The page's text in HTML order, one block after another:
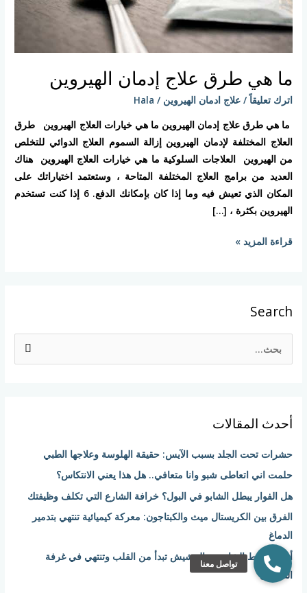
ما هي طرق علاج إدمان الهيروين
اترك تعليقاً /علاج ادمان الهيروين /
Hala
ما هي طرق علاج إدمان الهيروين ما هي خيارات العلاج الهيروين طرق
العلاج المختلفة لإدمان الهيروين إزالة السموم العلاج الدوائي للتخلص
من الهيروين العلاجات السلوكية ما هي خيارات العلاج الهيروين هناك
العديد من برامج العلاج المختلفة المتاحة ، وستعتمد اختياراتك على
المكان الذي تعيش فيه وما إذا كان بإمكانك الدفع. 6 إذا كنت تستخدم
الهيروين بكثرة ، […]
قراءة المزيد »
Search
ث
ن
:
أحدث المقالات
حشرات تحت الجلد بسبب الآيس: حقيقة الهلوسة وعلاجها الطبي
حلمت اني اتعاطى شبو وانا متعافي.. هل هذا يعني الانتكاس؟
هل الفوار يبطل الشابو في البول؟ خرافة الشارع التي تكلف وظيفتك
الفرق بين الكريستال ميث والكبتاجون: معركة كيميائية تنتهي بتدمير
الدماغ
أضرار خلط الشابو مع الحشيش تبدأ من القلب وتنتهي في غرفة
الطوارئ